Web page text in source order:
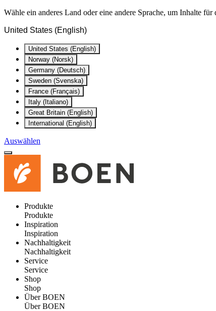
Wähle ein anderes Land oder eine andere Sprache, um Inhalte für
United States (English)
United States (English)
Norway (Norsk)
Germany (Deutsch)
Sweden (Svenska)
France (Français)
Italy (Italiano)
Great Britain (English)
International (English)
Auswählen
Produkte
Produkte
Inspiration
Inspiration
Nachhaltigkeit
Nachhaltigkeit
Service
Service
Shop
Shop
Über BOEN
Über BOEN